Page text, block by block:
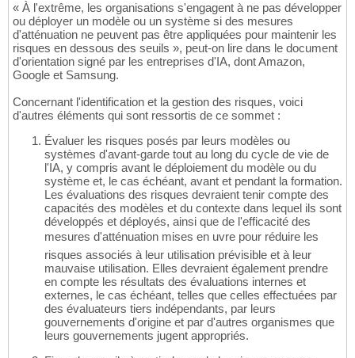
« À l'extrême, les organisations s'engagent à ne pas développer
ou déployer un modèle ou un système si des mesures
d'atténuation ne peuvent pas être appliquées pour maintenir les
risques en dessous des seuils », peut-on lire dans le document
d'orientation signé par les entreprises d'IA, dont Amazon,
Google et Samsung.
Concernant l'identification et la gestion des risques, voici
d'autres éléments qui sont ressortis de ce sommet :
Évaluer les risques posés par leurs modèles ou
systèmes d'avant-garde tout au long du cycle de vie de
l'IA, y compris avant le déploiement du modèle ou du
système et, le cas échéant, avant et pendant la formation.
Les évaluations des risques devraient tenir compte des
capacités des modèles et du contexte dans lequel ils sont
développés et déployés, ainsi que de l'efficacité des
mesures d'atténuation mises en uvre pour réduire les
risques associés à leur utilisation prévisible et à leur
mauvaise utilisation. Elles devraient également prendre
en compte les résultats des évaluations internes et
externes, le cas échéant, telles que celles effectuées par
des évaluateurs tiers indépendants, par leurs
gouvernements d'origine et par d'autres organismes que
leurs gouvernements jugent appropriés.